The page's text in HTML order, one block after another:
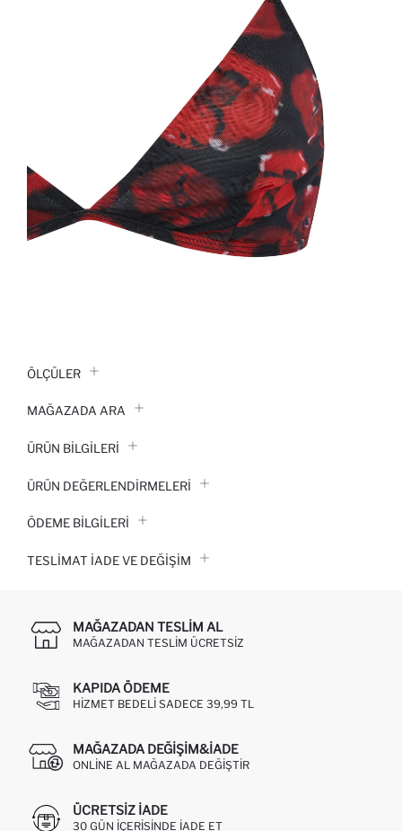
ÖLÇÜLER
MAĞAZADA ARA
ÜRÜN BILGILERI
ÜRÜN DEĞERLENDİRMELERİ
ÖDEME BİLGİLERİ
TESLIMAT İADE VE DEĞIŞIM
MAĞAZADAN TESLIM AL
MAĞAZADAN TESLIM ÜCRETSIZ
KAPIDA ÖDEME
HIZMET BEDELI SADECE 39,99 TL
MAĞAZADA DEĞIŞIM&İADE
ONLINE AL MAĞAZADA DEĞIŞTIR
ÜCRETSIZ IADE
30 GÜN IÇERISINDE IADE ET